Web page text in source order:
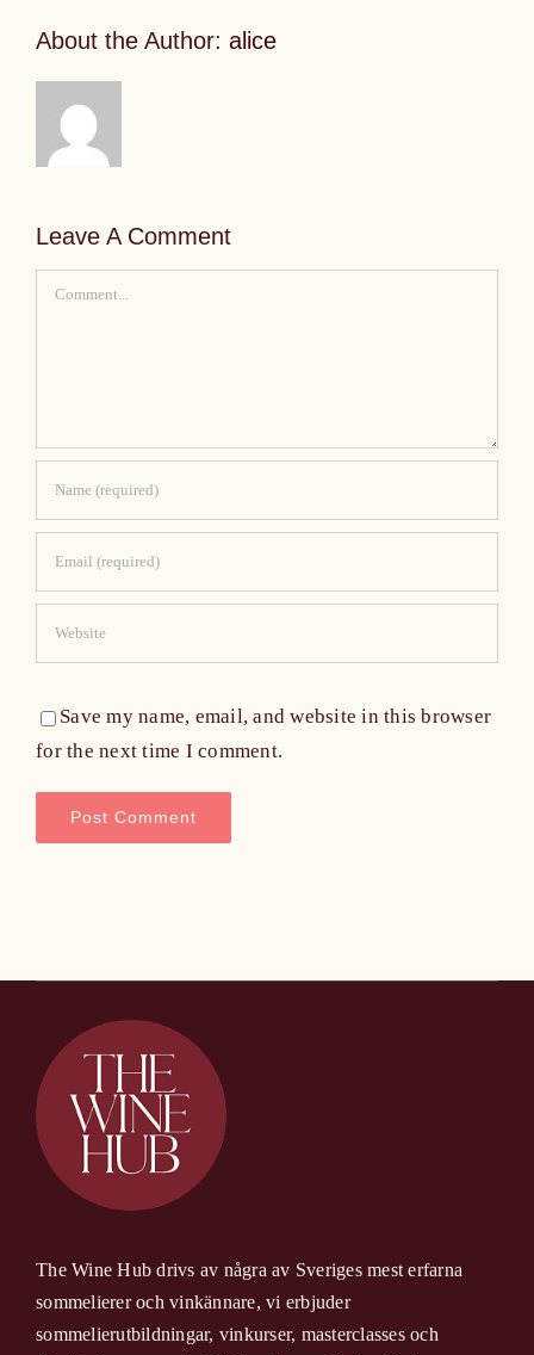
About the Author: alice
Leave A Comment
Comment
Save my name, email, and website in this browser
for the next time I comment.
The Wine Hub drivs av några av Sveriges mest erfarna
sommelierer och vinkännare, vi erbjuder
sommelierutbildningar, vinkurser, masterclasses och